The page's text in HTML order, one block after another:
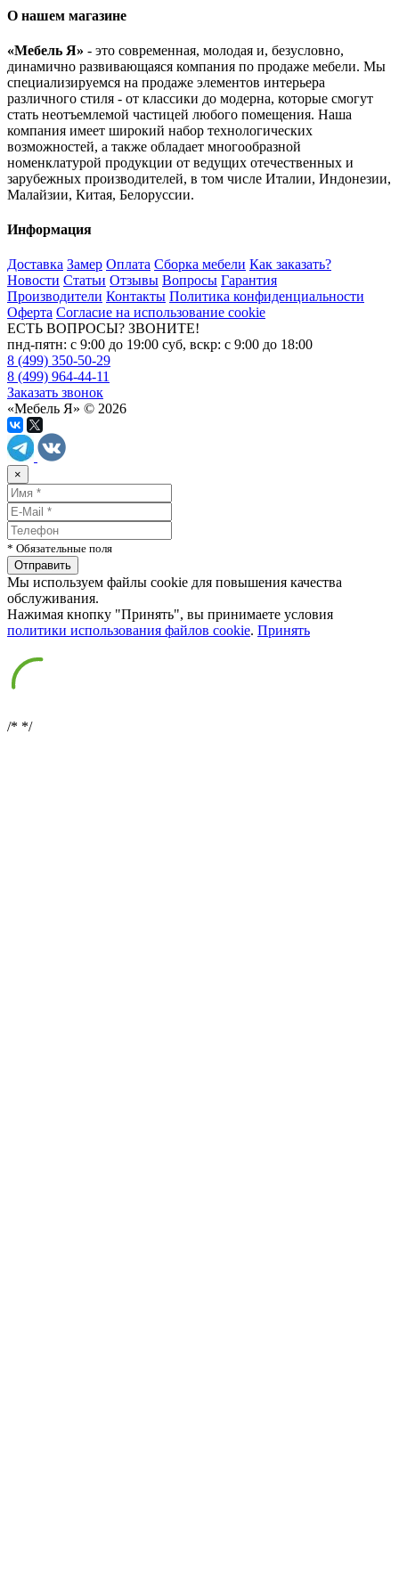
О нашем магазине
«Мебель Я» - это современная, молодая и, безусловно,
динамично развивающаяся компания по продаже мебели. Мы
специализируемся на продаже элементов интерьера
различного стиля - от классики до модерна, которые смогут
стать неотъемлемой частицей любого помещения. Наша
компания имеет широкий набор технологических
возможностей, а также обладает многообразной
номенклатурой продукции от ведущих отечественных и
зарубежных производителей, в том числе Италии, Индонезии,
Малайзии, Китая, Белоруссии.
Информация
Доставка Замер Оплата Сборка мебели Как заказать?
Новости Статьи Отзывы Вопросы Гарантия
Производители Контакты Политика конфиденциальности
Оферта Согласие на использование cookie
ЕСТЬ ВОПРОСЫ? ЗВОНИТЕ!
пнд-пятн: с 9:00 до 19:00 суб, вскр: с 9:00 до 18:00
8 (499) 350-50-29
8 (499) 964-44-11
Заказать звонок
«Мебель Я» © 2026
×
* Обязательные поля
Мы используем файлы cookie для повышения качества
обслуживания.
Нажимая кнопку "Принять", вы принимаете условия
политики использования файлов cookie. Принять
/* */